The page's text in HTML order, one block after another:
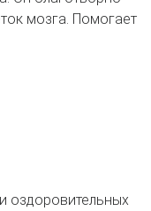
мозга. Помогает
оздоровительных